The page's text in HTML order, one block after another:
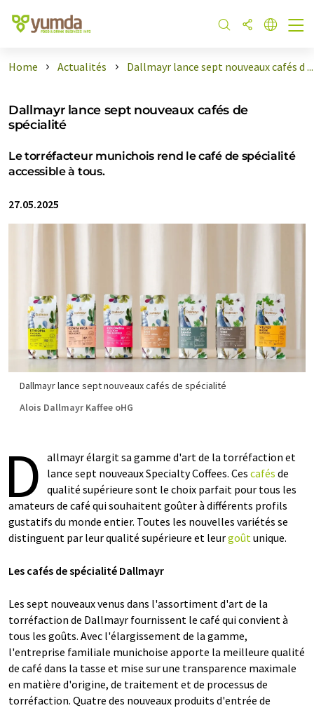
Home Actualités Dallmayr lance sept nouveaux cafés d ...
Dallmayr lance sept nouveaux cafés de
spécialité
Le torréfacteur munichois rend le café de spécialité
accessible à tous.
27.05.2025
Dallmayr lance sept nouveaux cafés de spécialité
Alois Dallmayr Kaffee oHG
D allmayr élargit sa gamme d'art de la torréfaction et
lance sept nouveaux Specialty Coffees. Ces cafés de
qualité supérieure sont le choix parfait pour tous les
amateurs de café qui souhaitent goûter à différents profils
gustatifs du monde entier. Toutes les nouvelles variétés se
distinguent par leur qualité supérieure et leurgoûtunique.
Les cafés de spécialité Dallmayr
Les sept nouveaux venus dans l'assortiment d'art de la
torréfaction de Dallmayr fournissent le café qui convient à
tous les goûts. Avec l'élargissement de la gamme,
l'entreprise familiale munichoise apporte la meilleure qualité
de café dans la tasse et mise sur une transparence maximale
en matière d'origine, de traitement et de processus de
torréfaction. Quatre des nouveaux produits d'entrée de